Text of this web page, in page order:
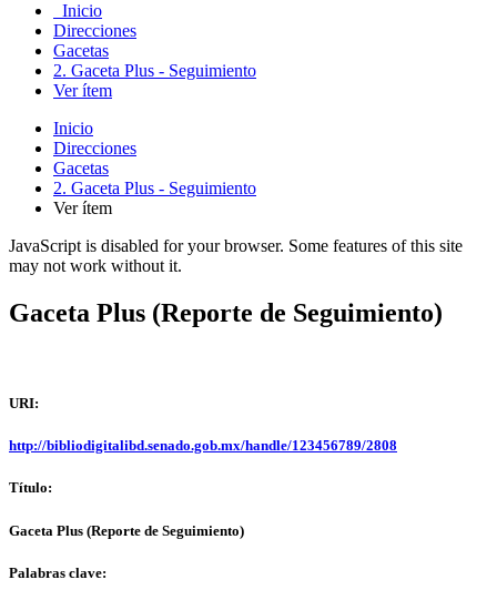
Inicio
Direcciones
Gacetas
2. Gaceta Plus - Seguimiento
Ver ítem
Inicio
Direcciones
Gacetas
2. Gaceta Plus - Seguimiento
Ver ítem
JavaScript is disabled for your browser. Some features of this site
may not work without it.
Gaceta Plus (Reporte de Seguimiento)
URI:
http://bibliodigitalibd.senado.gob.mx/handle/123456789/2808
Título:
Gaceta Plus (Reporte de Seguimiento)
Palabras clave: